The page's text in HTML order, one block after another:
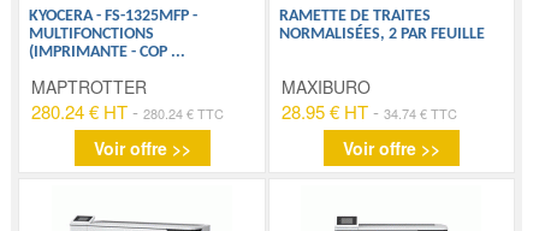
KYOCERA - FS-1325MFP -
MULTIFONCTIONS
(IMPRIMANTE - COP ...
MAPTROTTER
280.24 € HT -280.24 € TTC
Voir offre >>
RAMETTE DE TRAITES
NORMALISÉES, 2 PAR FEUILLE
MAXIBURO
28.95 € HT- 34.74 € TTC
Voir offre >>